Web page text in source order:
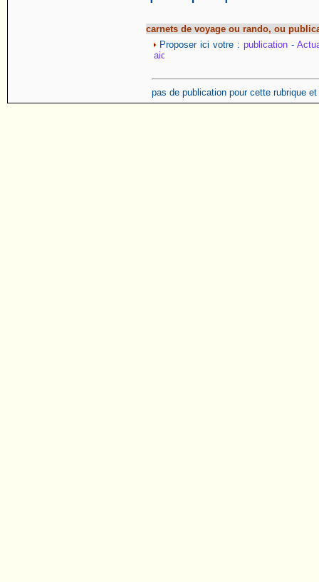
carnets de voyage ou rando, ou
Proposer ici votre :publication -
pas de publication pour cette rubrique